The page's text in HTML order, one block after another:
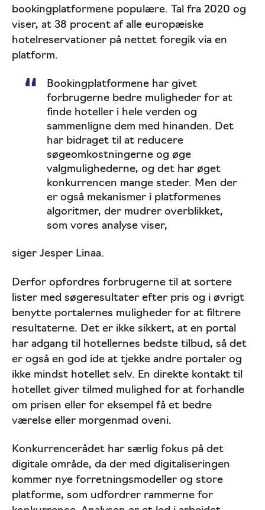
bookingplatformene populære. Tal fra 2020 og
viser, at 38 procent af alle europæiske
hotelreservationer på nettet foregik via en
platform.
Bookingplatformene har givet
forbrugerne bedre muligheder for at
finde hoteller i hele verden og
sammenligne dem med hinanden. Det
har bidraget til at reducere
søgeomkostningerne og øge
valgmulighederne, og det har øget
konkurrencen mange steder. Men der
er også mekanismer i platformenes
algoritmer, der mudrer overblikket,
som vores analyse viser,
siger Jesper Linaa.
Derfor opfordres forbrugerne til at sortere
lister med søgeresultater efter pris og i øvrigt
benytte portalernes muligheder for at filtrere
resultaterne. Det er ikke sikkert, at en portal
har adgang til hotellernes bedste tilbud, så det
er også en god ide at tjekke andre portaler og
ikke mindst hotellet selv. En direkte kontakt til
hotellet giver tilmed mulighed for at forhandle
om prisen eller for eksempel få et bedre
værelse eller morgenmad oveni.
Konkurrencerådet har særlig fokus på det
digitale område, da der med digitaliseringen
kommer nye forretningsmodeller og store
platforme, som udfordrer rammerne for